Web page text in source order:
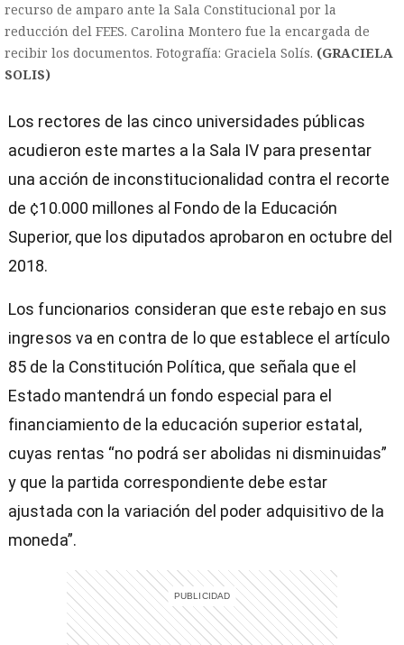
recurso de amparo ante la Sala Constitucional por la
reducción del FEES. Carolina Montero fue la encargada de
recibir los documentos. Fotografía: Graciela Solís. (GRACIELA
SOLIS)
Los rectores de las cinco universidades públicas
acudieron este martes a la Sala IV para presentar
una acción de inconstitucionalidad contra el recorte
de ¢10.000 millones al Fondo de la Educación
Superior, que los diputados aprobaron en octubre del
2018.
Los funcionarios consideran que este rebajo en sus
ingresos va en contra de lo que establece el artículo
85 de la Constitución Política, que señala que el
Estado mantendrá un fondo especial para el
financiamiento de la educación superior estatal,
cuyas rentas “no podrá ser abolidas ni disminuidas”
y que la partida correspondiente debe estar
ajustada con la variación del poder adquisitivo de la
moneda”.